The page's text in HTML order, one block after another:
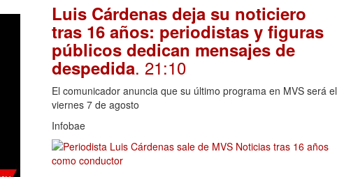
Luis Cárdenas deja su noticiero
tras 16 años: periodistas y figuras
públicos dedican mensajes de
despedida. 21:10
El comunicador anuncia que su último programa en MVS será el
viernes 7 de agosto
Infobae